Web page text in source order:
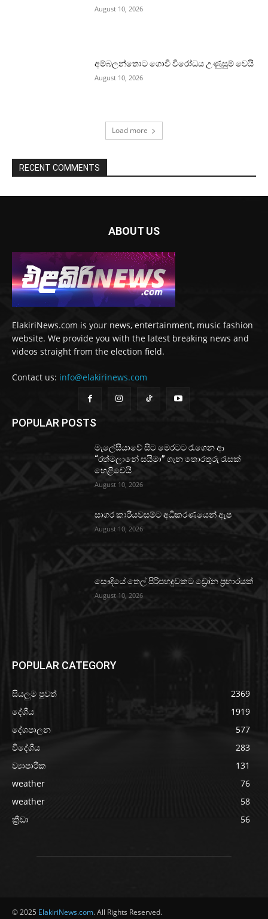
August 10, 2026
අම්බලන්තොට ගොවි විරෝධය උණුසුම් වෙයි
August 10, 2026
Load more
RECENT COMMENTS
ABOUT US
ElakiriNews.com is your news, entertainment, music fashion
website. We provide you with the latest breaking news and
videos straight from the election field.
Contact us: info@elakirinews.com
POPULAR POSTS
මැලේසියාවේ සිට මෙරටට රැගෙන ආ
“රත්මලානේ සයිමා” ගැන තොරතුරු රැසක්
හෙළිවෙයි
August 10, 2026
සාගර කාරියවසම්ට අධිකරණයෙන් ඇප
August 10, 2026
සෞදියේ තෙල් පිරිපහදුවකට ඩ්‍රෝන ප්‍රහාරයක්
August 10, 2026
POPULAR CATEGORY
සියලුම පුවත්
2369
දේශීය
1919
දේශපාලන
577
විදේශීය
283
ව්‍යාපාරික
131
weather
76
weather
58
ක්‍රීඩා
56
© 2025 ElakiriNews.com. All Rights Reserved.